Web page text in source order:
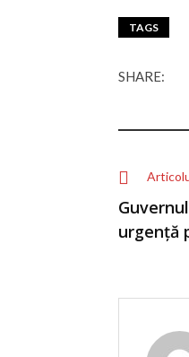
TAGS
SHARE:
urgență